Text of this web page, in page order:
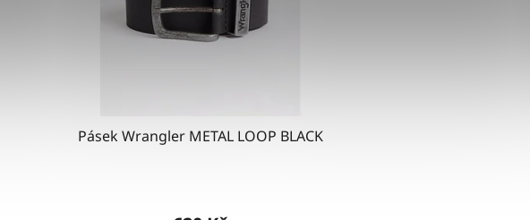
Pásek Wrangler METAL LOOP BLACK
hodnocení